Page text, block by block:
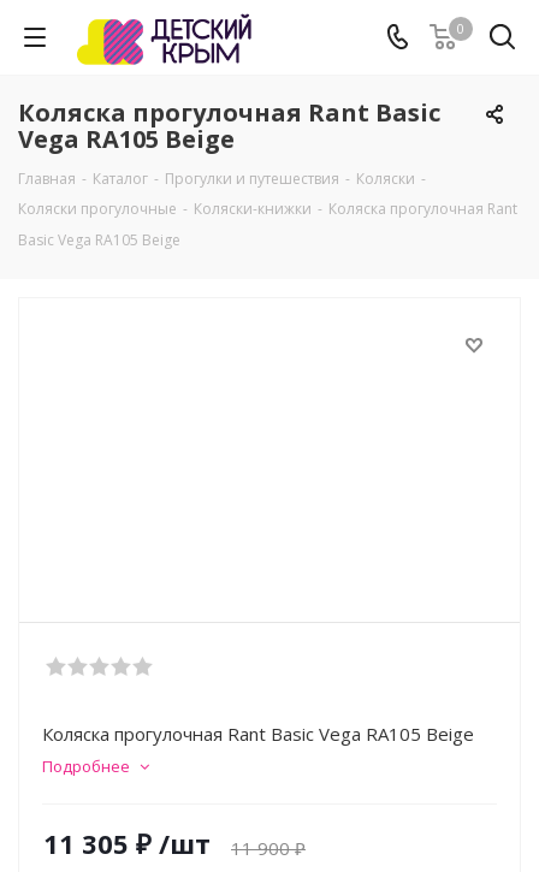
0
Коляска прогулочная Rant Basic
Vega RA105 Beige
Главная - Каталог - Прогулки и путешествия - Коляски -
Коляски прогулочные - Коляски-книжки - Коляска прогулочная Rant
Basic Vega RA105 Beige
Коляска прогулочная Rant Basic Vega RA105 Beige
Подробнее
11 305 ₽ /шт 11 900₽